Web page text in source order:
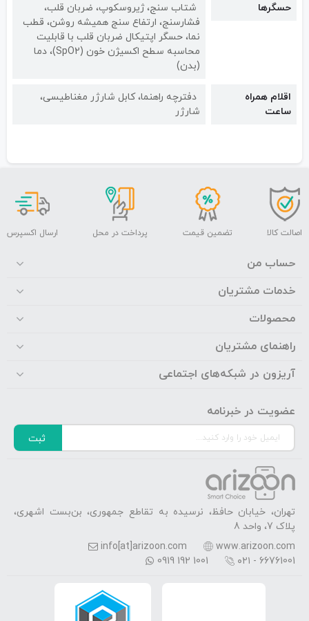
حسگرها
شتاب سنج، ژیروسکوپ، ضربان قلب،
فشارسنج، ارتفاع سنج همیشه روشن، قطب
نما، حسگر اپتیکال ضربان قلب با قابلیت
محاسبه سطح اکسیژن خون (SpO2)، دما
(بدن)
اقلام همراه
ساعت
دفترچه راهنما، کابل شارژر مغناطیسی،
شارژر
اصالت کالا تضمین قیمت پرداخت در محل ارسال اکسپرس
حساب من
خدمات مشتریان
محصولات
راهنمای مشتریان
آریزون در شبکه‌های اجتماعی
عضویت در خبرنامه
ثبت
تهران، خیابان حافظ، نرسیده به تقاطع جمهوری، بن‌بست اشهری،
پلاک 7، واحد 8
www.arizoon.com
info[at]arizoon.com
۰۲۱ - 66761001
0919 192 1001